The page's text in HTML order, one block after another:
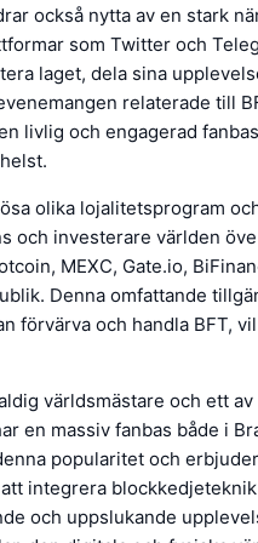
också nytta av en stark
som Twitter och
laget, dela sina
relaterade till
livlig och engagerad
olika lojalitetsprogram
och investerare världen
MEXC, Gate.io,
Denna omfattande
förvärva och handla BFT,
världsmästare och ett
en massiv fanbas både i
popularitet och
integrera
och uppslukande